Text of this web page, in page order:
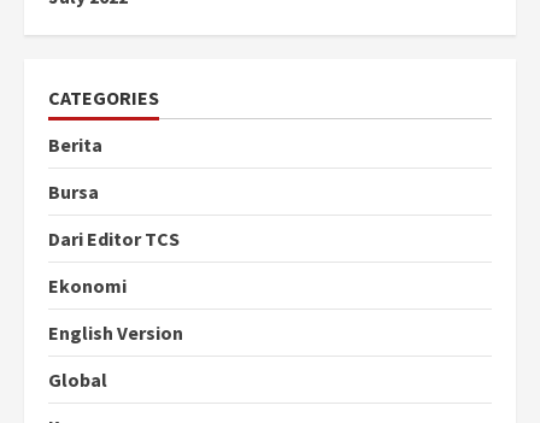
CATEGORIES
Berita
Bursa
Dari Editor TCS
Ekonomi
English Version
Global